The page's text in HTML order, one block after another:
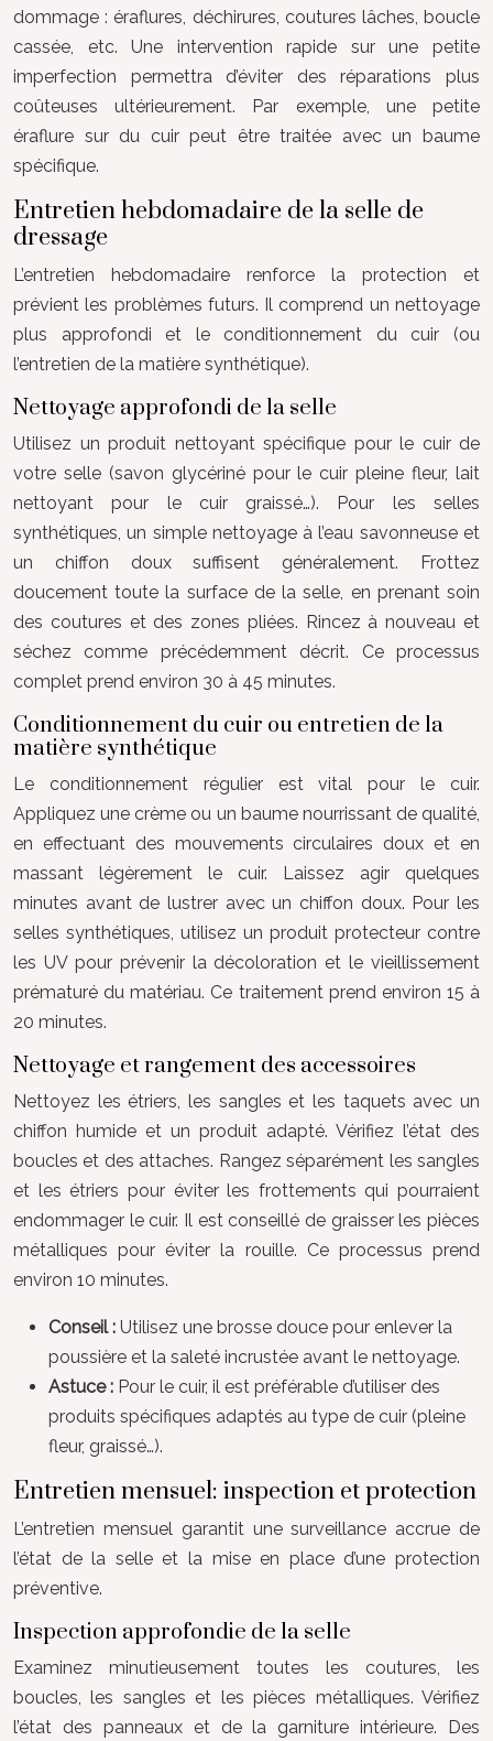
dommage : éraflures, déchirures, coutures lâches, boucle
cassée, etc. Une intervention rapide sur une petite
imperfection permettra d’éviter des réparations plus
coûteuses ultérieurement. Par exemple, une petite
éraflure sur du cuir peut être traitée avec un baume
spécifique.
Entretien hebdomadaire de la selle de
dressage
L’entretien hebdomadaire renforce la protection et
prévient les problèmes futurs. Il comprend un nettoyage
plus approfondi et le conditionnement du cuir (ou
l’entretien de la matière synthétique).
Nettoyage approfondi de la selle
Utilisez un produit nettoyant spécifique pour le cuir de
votre selle (savon glycériné pour le cuir pleine fleur, lait
nettoyant pour le cuir graissé…). Pour les selles
synthétiques, un simple nettoyage à l’eau savonneuse et
un chiffon doux suffisent généralement. Frottez
doucement toute la surface de la selle, en prenant soin
des coutures et des zones pliées. Rincez à nouveau et
séchez comme précédemment décrit. Ce processus
complet prend environ 30 à 45 minutes.
Conditionnement du cuir ou entretien de la
matière synthétique
Le conditionnement régulier est vital pour le cuir.
Appliquez une crème ou un baume nourrissant de qualité,
en effectuant des mouvements circulaires doux et en
massant légèrement le cuir. Laissez agir quelques
minutes avant de lustrer avec un chiffon doux. Pour les
selles synthétiques, utilisez un produit protecteur contre
les UV pour prévenir la décoloration et le vieillissement
prématuré du matériau. Ce traitement prend environ 15 à
20 minutes.
Nettoyage et rangement des accessoires
Nettoyez les étriers, les sangles et les taquets avec un
chiffon humide et un produit adapté. Vérifiez l’état des
boucles et des attaches. Rangez séparément les sangles
et les étriers pour éviter les frottements qui pourraient
endommager le cuir. Il est conseillé de graisser les pièces
métalliques pour éviter la rouille. Ce processus prend
environ 10 minutes.
Conseil : Utilisez une brosse douce pour enlever la
poussière et la saleté incrustée avant le nettoyage.
Astuce : Pour le cuir, il est préférable d’utiliser des
produits spécifiques adaptés au type de cuir (pleine
fleur, graissé…).
Entretien mensuel: inspection et protection
L’entretien mensuel garantit une surveillance accrue de
l’état de la selle et la mise en place d’une protection
préventive.
Inspection approfondie de la selle
Examinez minutieusement toutes les coutures, les
boucles, les sangles et les pièces métalliques. Vérifiez
l’état des panneaux et de la garniture intérieure. Des